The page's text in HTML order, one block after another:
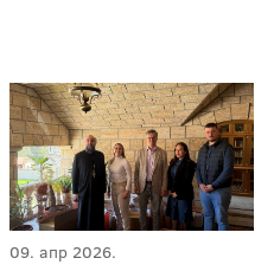
09. апр 2026.